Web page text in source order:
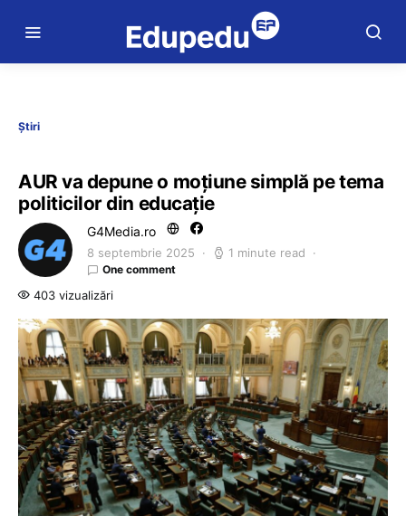
Știri
AUR va depune o moţiune simplă pe tema
politicilor din educaţie
G4Media.ro
8 septembrie 2025 1 minute read
One comment
403 vizualizări